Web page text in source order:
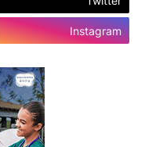
Instagram